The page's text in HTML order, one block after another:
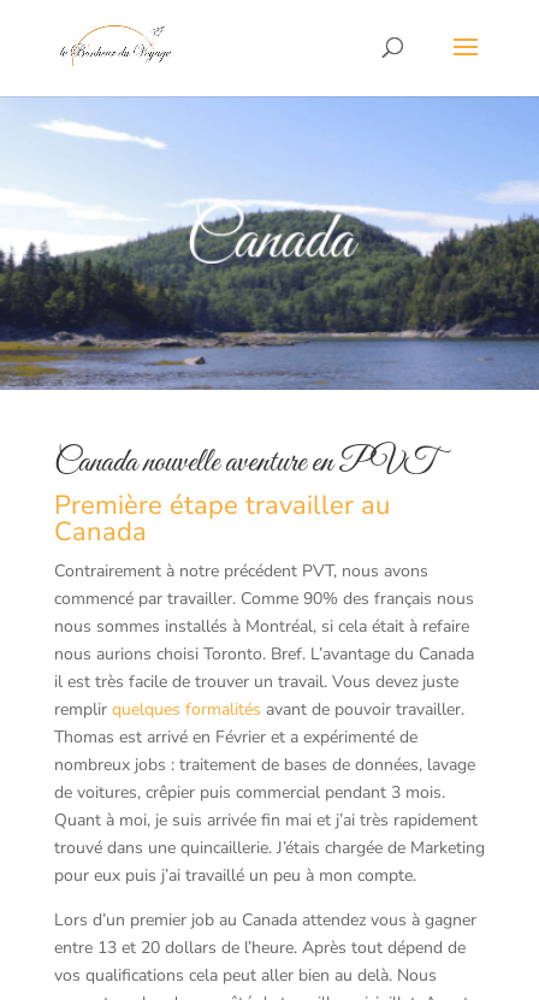
Canada nouvelle aventure en PVT
Première étape travailler au
Canada
Contrairement à notre précédent PVT, nous avons
commencé par travailler. Comme 90% des français nous
nous sommes installés à Montréal, si cela était à refaire
nous aurions choisi Toronto. Bref. L’avantage du Canada
il est très facile de trouver un travail. Vous devez juste
remplir quelques formalités avant de pouvoir travailler.
Thomas est arrivé en Février et a expérimenté de
nombreux jobs : traitement de bases de données, lavage
de voitures, crêpier puis commercial pendant 3 mois.
Quant à moi, je suis arrivée fin mai et j’ai très rapidement
trouvé dans une quincaillerie. J’étais chargée de Marketing
pour eux puis j’ai travaillé un peu à mon compte.
Lors d’un premier job au Canada attendez vous à gagner
entre 13 et 20 dollars de l’heure. Après tout dépend de
vos qualifications cela peut aller bien au delà. Nous